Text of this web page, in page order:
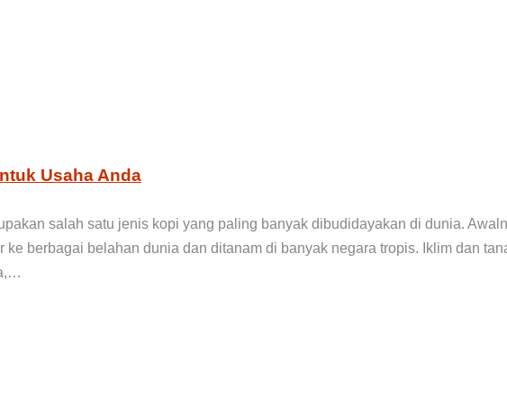
Usaha Anda
salah satu jenis kopi yang paling banyak dibudidayakan di dunia.
berbagai belahan dunia dan ditanam di banyak negara tropis. Iklim dan